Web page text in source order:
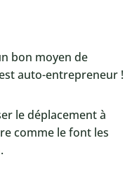
bon moyen de
auto-entrepreneur !
le déplacement à
comme le font les
.